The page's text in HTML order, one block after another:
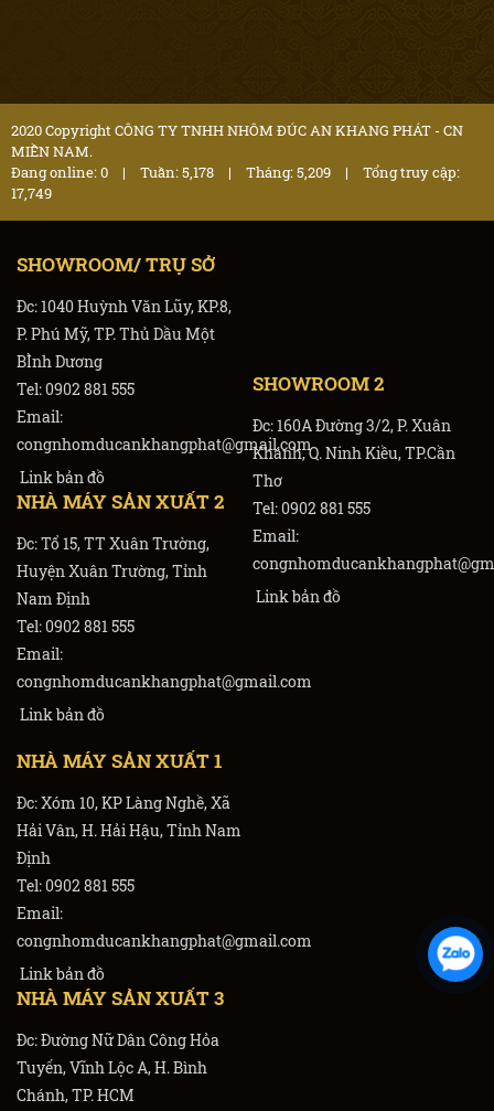
2020 Copyright CÔNG TY TNHH NHÔM ĐÚC AN KHANG PHÁT - CN
MIỀN NAM.
Đang online: 0
| Tuần: 5,178 | Tháng: 5,209 |
Tổng truy cập:
17,749
SHOWROOM/ TRỤ SỞ
Đc: 1040 Huỳnh Văn Lũy, KP.8,
P. Phú Mỹ, TP. Thủ Dầu Một
BÌnh Dương
Tel: 0902 881 555
Email:
congnhomducankhangphat@gmail.com
Link bản đồ
NHÀ MÁY SẢN XUẤT 2
Đc: Tổ 15, TT Xuân Trường,
Huyện Xuân Trường, Tỉnh
Nam Định
Tel: 0902 881 555
Email:
congnhomducankhangphat@gmail.com
Link bản đồ
SHOWROOM 2
Đc: 160A Đường 3/2, P. Xuân
Khánh, Q. Ninh Kiều, TP.Cần
Thơ
Tel: 0902 881 555
Email:
Link bản đồ
NHÀ MÁY SẢN XUẤT 1
Đc: Xóm 10, KP Làng Nghề, Xã
Hải Vân, H. Hải Hậu, Tỉnh Nam
Định
Tel: 0902 881 555
Email:
congnhomducankhangphat@gmail.com
Link bản đồ
NHÀ MÁY SẢN XUẤT 3
Đc: Đường Nữ Dân Công Hỏa
Tuyến, Vĩnh Lộc A, H. Bình
Chánh, TP. HCM